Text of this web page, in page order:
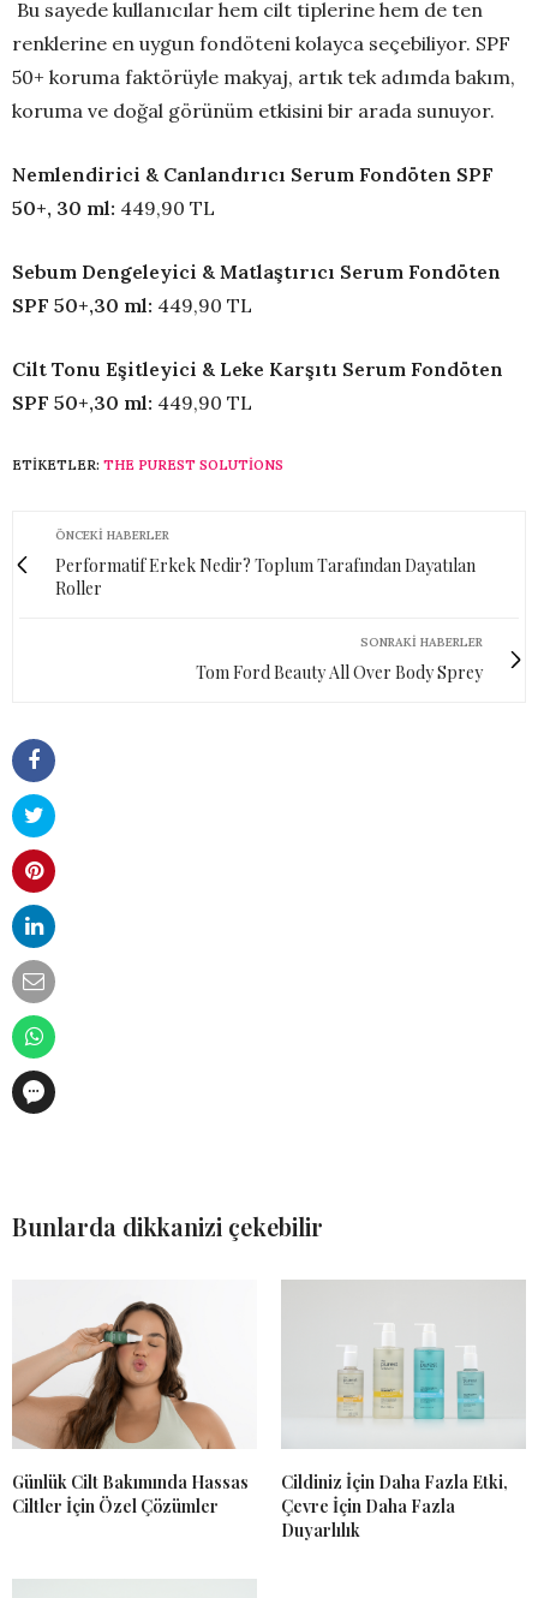
Bu sayede kullanıcılar hem cilt tiplerine hem de ten
renklerine en uygun fondöteni kolayca seçebiliyor. SPF
50+ koruma faktörüyle makyaj, artık tek adımda bakım,
koruma ve doğal görünüm etkisini bir arada sunuyor.
Nemlendirici & Canlandırıcı Serum Fondöten SPF
50+, 30 ml: 449,90 TL
Sebum Dengeleyici & Matlaştırıcı Serum Fondöten
SPF 50+,30 ml: 449,90 TL
Cilt Tonu Eşitleyici & Leke Karşıtı Serum Fondöten
SPF 50+,30 ml: 449,90 TL
ETIKETLER: THE PUREST SOLUTIONS
ÖNCEKI HABERLER
Performatif Erkek Nedir? Toplum Tarafından Dayatılan
Roller
SONRAKI HABERLER
Tom Ford Beauty All Over Body Sprey
Bunlarda dikkanizi çekebilir
Günlük Cilt Bakımında Hassas
Ciltler İçin Özel Çözümler
Cildiniz İçin Daha Fazla Etki,
Çevre İçin Daha Fazla
Duyarlılık